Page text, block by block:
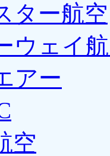
ター航空
ウェイ
アー
空